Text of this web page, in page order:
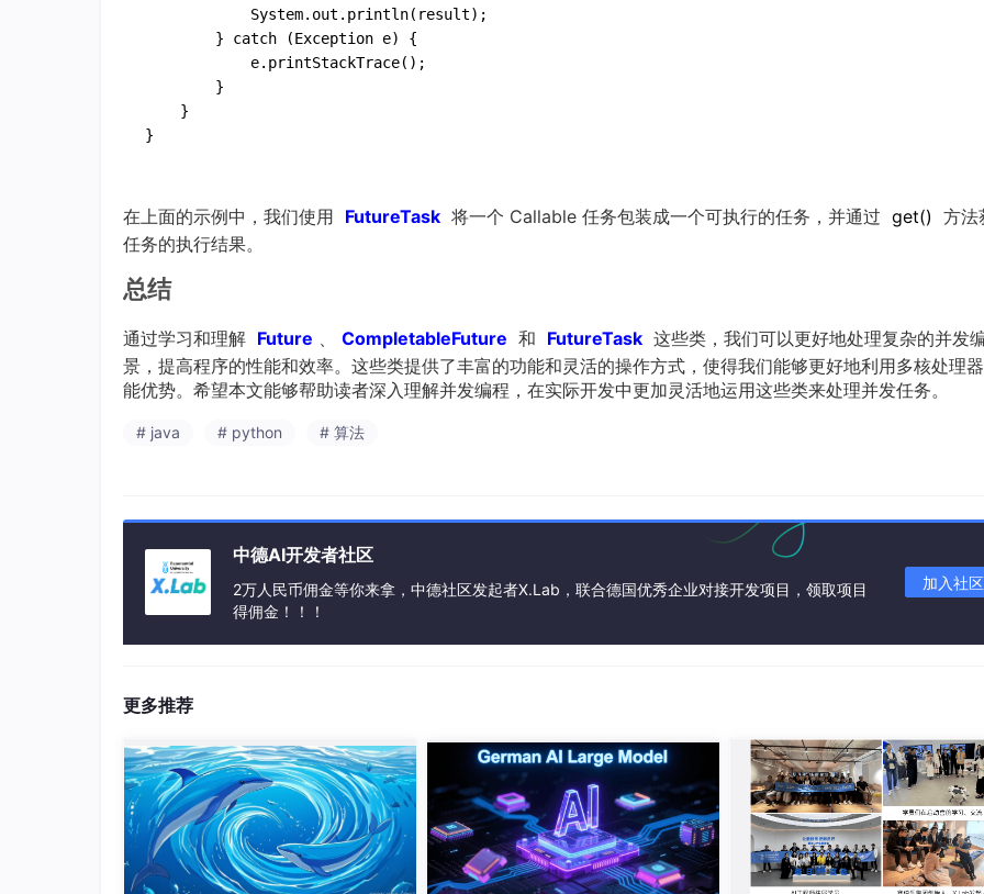
System. out . println(result) ;
        }
catch (Exception e)
{
e. printStackTrace() ;
        }
    }
在上面的示例中，我们使用 FutureTask 将一个 Callable 任务包装成一个可执行的任务，并通过 get() 方法
任务的执行结果。
总结
通过学习和理解 Future 、 CompletableFuture 和 FutureTask 这些类，我们可以更好地处理复杂的并发
景，提高程序的性能和效率。这些类提供了丰富的功能和灵活的操作方式，使得我们能够更好地利用多核处理
能优势。希望本文能够帮助读者深入理解并发编程，在实际开发中更加灵活地运用这些类来处理并发任务。
# java # python # 算法
中德AI开发者社区
2万人民币佣金等你来拿，中德社区发起者X.Lab，联合德国优秀企业对接开发项目，领取项目
得佣金！！！
加入社区
更多推荐